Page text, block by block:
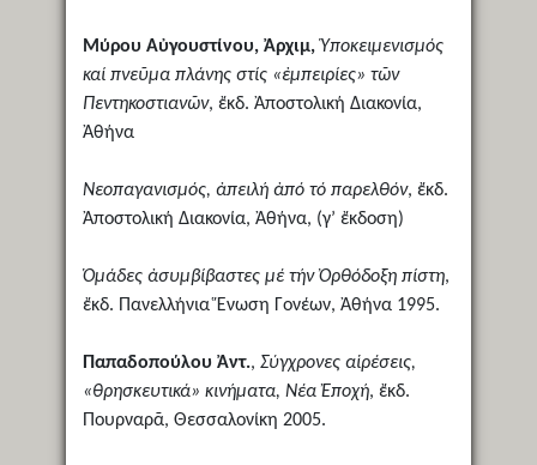
Μύρου Αὐγουστίνου, Ἀρχιμ, Ὑποκειμενισμός
καί πνεῦμα πλάνης στίς «ἐμπειρίες» τῶν
Πεντηκοστιανῶν, ἔκδ. Ἀποστολική Διακονία,
Ἀθήνα
Νεοπαγανισμός, ἀπειλή ἀπό τό παρελθόν, ἔκδ.
Ἀποστολική Διακονία, Ἀθήνα, (γ’ ἔκδοση)
Ὁμάδες ἀσυμβίβαστες μέ τήν Ὀρθόδοξη πίστη,
ἔκδ. Πανελλήνια Ἕνωση Γονέων, Ἀθήνα 1995.
Παπαδοπούλου Ἀντ., Σύγχρονες αἱρέσεις,
«θρησκευτικά» κινήματα, Νέα Ἐποχή, ἔκδ.
Πουρναρᾶ, Θεσσαλονίκη 2005.